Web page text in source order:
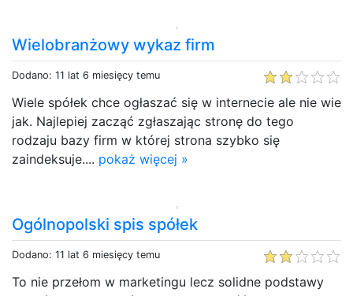
Wielobranżowy wykaz firm
Dodano: 11 lat 6 miesięcy temu
Wiele spółek chce ogłaszać się w internecie ale nie wie
jak. Najlepiej zacząć zgłaszając stronę do tego
rodzaju bazy firm w której strona szybko się
zaindeksuje.... pokaż więcej »
Ogólnopolski spis spółek
Dodano: 11 lat 6 miesięcy temu
To nie przełom w marketingu lecz solidne podstawy